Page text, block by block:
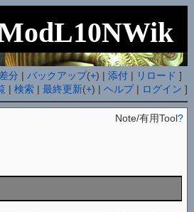
差分 |バックアップ(+) |添付 | リロード ]
|検索 |最終更新(+) |ヘルプ| ログイン ]
Note/有用Tool?